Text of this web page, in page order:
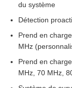
du système
Détection
Prend en
MHz
Prend en
MHz, 70 MHz,